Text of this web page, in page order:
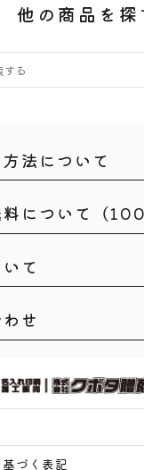
他の商品を探
法について
について（100
て
せ
づく表記